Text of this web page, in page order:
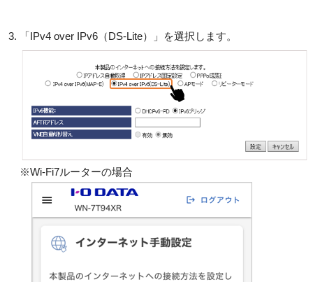
「IPv4 over IPv6（DS-Lite）」を選択します。
※Wi-Fi7ルーターの場合